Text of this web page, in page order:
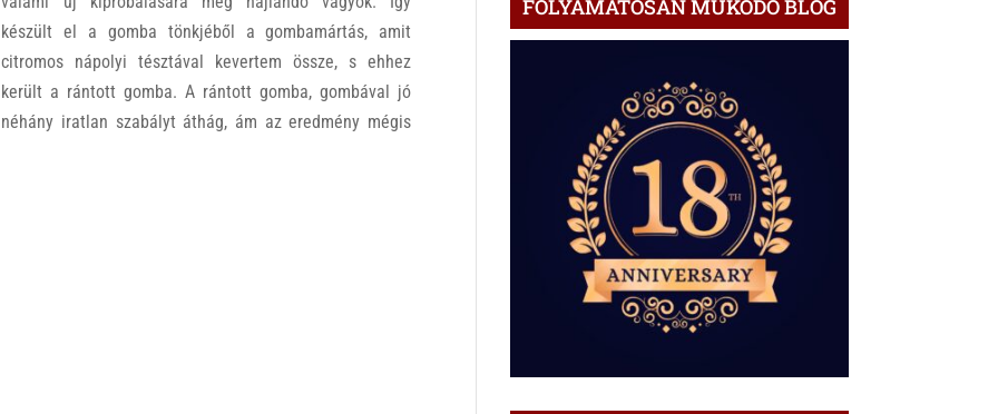
készült el a gomba tönkjéből a gombamártás, amit
citromos nápolyi tésztával kevertem össze, s ehhez
került a rántott gomba. A rántott gomba, gombával jó
néhány iratlan szabályt áthág, ám az eredmény mégis
FOLYAMATOSAN MŰKÖDŐ BLOG